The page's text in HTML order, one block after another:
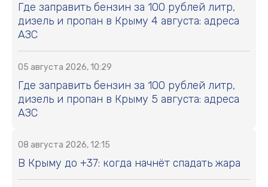
Где заправить бензин за 100 рублей литр,
дизель и пропан в Крыму 4 августа: адреса
АЗС
05 августа 2026, 10:29
Где заправить бензин за 100 рублей литр,
дизель и пропан в Крыму 5 августа: адреса
АЗС
08 августа 2026, 12:15
В Крыму до +37: когда начнёт спадать жара